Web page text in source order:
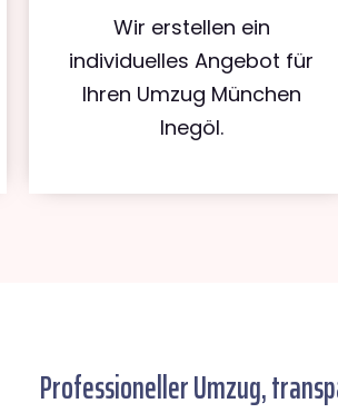
Wir erstellen ein
individuelles Angebot für
Ihren Umzug München
Inegöl.
Professioneller Umzug,